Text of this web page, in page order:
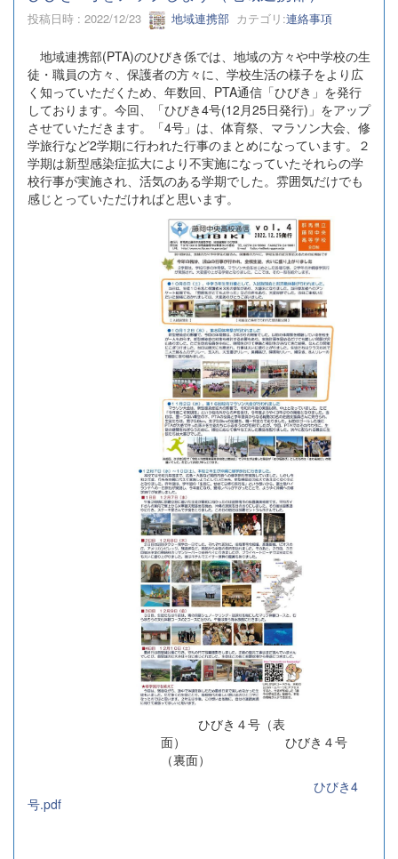
投稿日時 : 2022/12/23 地域連携部 カテゴリ:連絡事項
地域連携部(PTA)のひびき係では、地域の方々や中学校の生
徒・職員の方々、保護者の方々に、学校生活の様子をより広
く知っていただくため、年数回、PTA通信「ひびき」を発行
しております。今回、「ひびき4号(12月25日発行)」をアップ
させていただきます。「4号」は、体育祭、マラソン大会、修
学旅行など2学期に行われた行事のまとめになっています。２
学期は新型感染症拡大により不実施になっていたそれらの学
校行事が実施され、活気のある学期でした。雰囲気だけでも
感じとっていただければと思います。
ひびき４号（表
面） ひびき４号
（裏面）
ひびき4
号.pdf